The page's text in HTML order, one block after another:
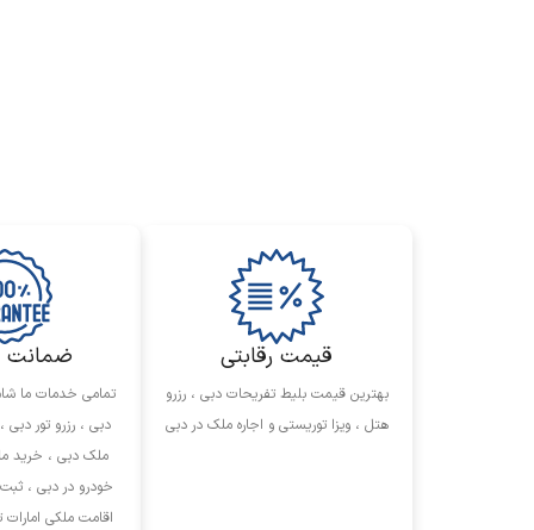
قیمت رقابتی
بهترین قیمت بلیط تفریحات دبی ، رزرو
هتل ، ویزا توریستی و اجاره ملک در دبی
ضمانت
تمامی خدمات ما
دبی ، رزرو تور دبی
ملک دبی ، خرید
خودرو در دبی ،
اقامت ملکی